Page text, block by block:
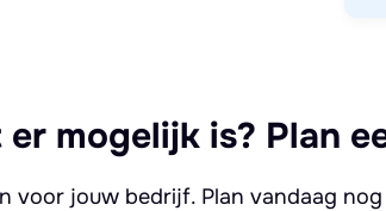
mogelijk is? Plan
voor jouw bedrijf. Plan vandaag